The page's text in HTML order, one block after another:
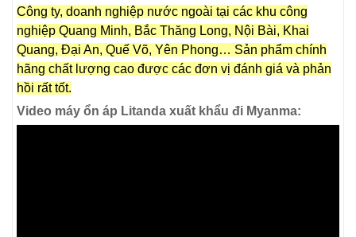
Công ty, doanh nghiệp nước ngoài tại các khu công
nghiệp Quang Minh, Bắc Thăng Long, Nội Bài, Khai
Quang, Đại An, Quế Võ, Yên Phong… Sản phẩm chính
hãng chất lượng cao được các đơn vị đánh giá và phản
hồi rất tốt.
Video máy ổn áp Litanda xuất khẩu đi Myanma: